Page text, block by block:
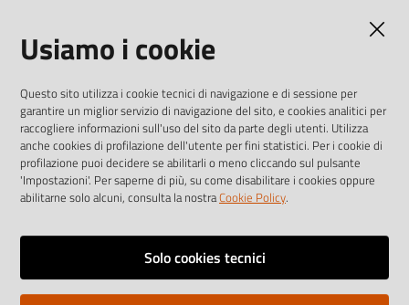
I dati personali pubblicati sono riutilizzabili solo alle condizioni
previste dalla direttiva comunitaria 2003/98/CE e dal d.lgs.
36/2006
Vai alla pagina
Note legali
Usiamo i cookie
Questo sito utilizza i cookie tecnici di navigazione e di sessione per
garantire un miglior servizio di navigazione del sito, e cookies analitici per
raccogliere informazioni sull'uso del sito da parte degli utenti. Utilizza
anche cookies di profilazione dell'utente per fini statistici. Per i cookie di
profilazione puoi decidere se abilitarli o meno cliccando sul pulsante
'Impostazioni'. Per saperne di più, su come disabilitare i cookies oppure
abilitarne solo alcuni, consulta la nostraCookie Policy.
Solo cookies tecnici